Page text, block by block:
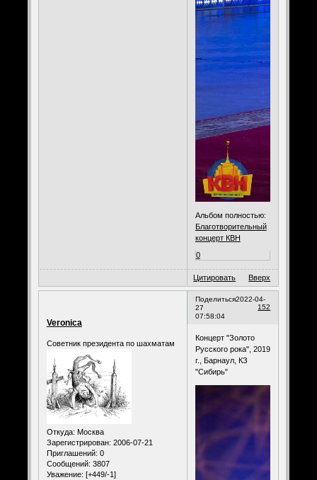
Альбом полностью:
Благотворительный
концерт КВН
0
Цитировать Вверх
Поделиться
152
2022-04-
27
07:58:04
Veronica
Советник президента по шахматам
Откуда: Москва
Зарегистрирован: 2006-07-21
Приглашений: 0
Сообщений: 3807
Уважение: [+449/-1]
Концерт "Золото
Русского рока", 2019
г., Барнаул, КЗ
"Сибирь"